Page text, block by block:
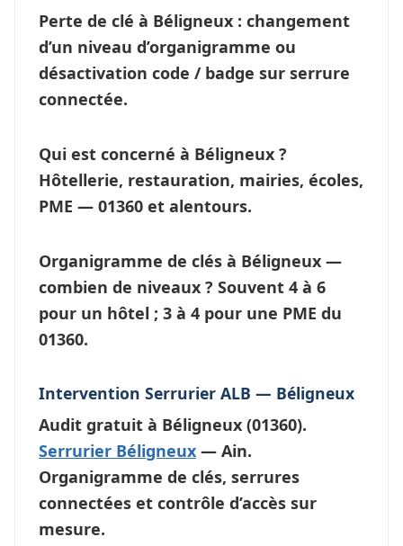
Perte de clé à Béligneux : changement
d’un niveau d’organigramme ou
désactivation code / badge sur serrure
connectée.
Qui est concerné à Béligneux ?
Hôtellerie, restauration, mairies, écoles,
PME — 01360 et alentours.
Organigramme de clés à Béligneux —
combien de niveaux ? Souvent 4 à 6
pour un hôtel ; 3 à 4 pour une PME du
01360.
Intervention Serrurier ALB — Béligneux
Audit gratuit à Béligneux (01360).
Serrurier Béligneux — Ain.
Organigramme de clés, serrures
connectées et contrôle d’accès sur
mesure.